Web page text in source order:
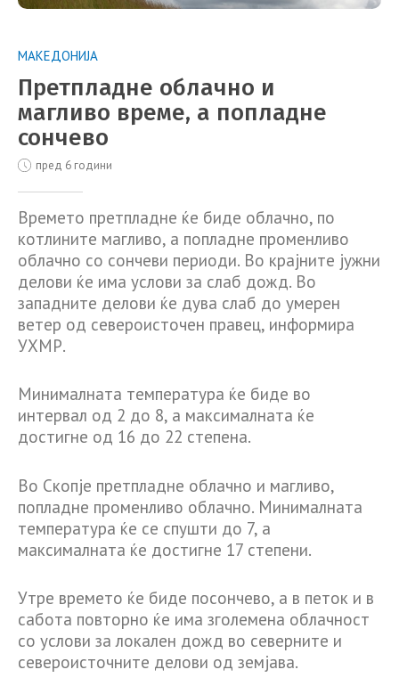
МАКЕДОНИЈА
Претпладне облачно и
магливо време, а попладне
сончево
пред 6 години
Времето претпладне ќе биде облачно, по
котлините магливо, а попладне променливо
облачно со сончеви периоди. Во крајните јужни
делови ќе има услови за слаб дожд. Во
западните делови ќе дува слаб до умерен
ветер од североисточен правец, информира
УХМР.
Минималната температура ќе биде во
интервал од 2 до 8, а максималната ќе
достигне од 16 до 22 степена.
Во Скопје претпладне облачно и магливо,
попладне променливо облачно. Минималната
температура ќе се спушти до 7, а
максималната ќе достигне 17 степени.
Утре времето ќе биде посончево, а в петок и в
сабота повторно ќе има зголемена облачност
со услови за локален дожд во северните и
североисточните делови од земјава.